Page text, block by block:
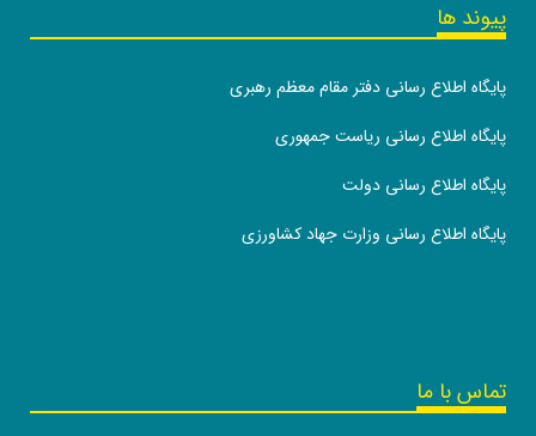
پیوند ها
پایگاه اطلاع رسانی دفتر مقام معظم رهبری
پایگاه اطلاع رسانی ریاست جمهوری
پایگاه اطلاع رسانی دولت
پایگاه اطلاع رسانی وزارت جهاد کشاورزی
تماس با ما